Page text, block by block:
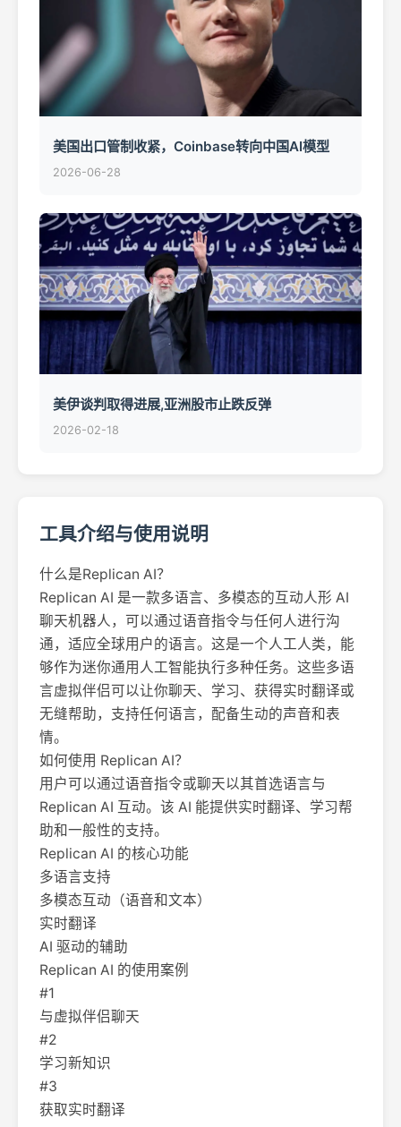
美国出口管制收紧，Coinbase转向中国AI模型
2026-06-28
美伊谈判取得进展,亚洲股市止跌反弹
2026-02-18
工具介绍与使用说明
什么是Replican AI？
Replican AI 是一款多语言、多模态的互动人形 AI
聊天机器人，可以通过语音指令与任何人进行沟
通，适应全球用户的语言。这是一个人工人类，能
够作为迷你通用人工智能执行多种任务。这些多语
言虚拟伴侣可以让你聊天、学习、获得实时翻译或
无缝帮助，支持任何语言，配备生动的声音和表
情。
如何使用 Replican AI？
用户可以通过语音指令或聊天以其首选语言与
Replican AI 互动。该 AI 能提供实时翻译、学习帮
助和一般性的支持。
Replican AI 的核心功能
多语言支持
多模态互动（语音和文本）
实时翻译
AI 驱动的辅助
Replican AI 的使用案例
#1
与虚拟伴侣聊天
#2
学习新知识
#3
获取实时翻译